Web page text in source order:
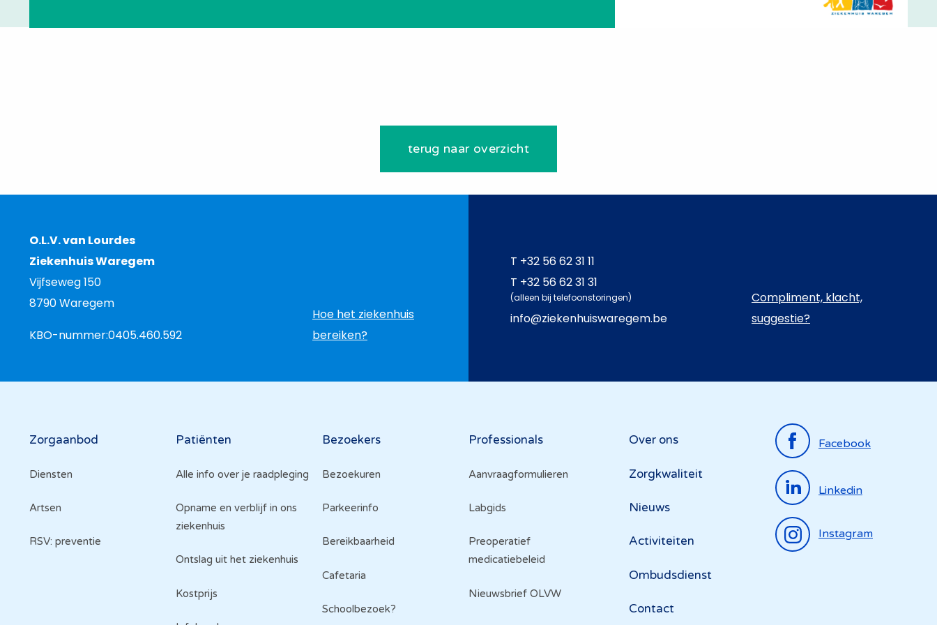
terug naar overzicht
O.L.V. van Lourdes
Ziekenhuis Waregem
Vijfseweg 150
8790 Waregem
KBO-nummer:0405.460.592
Hoe het ziekenhuis
bereiken?
T +32 56 62 31 11
T +32 56 62 31 31
(alleen bij telefoonstoringen)
info@ziekenhuiswaregem.be
Compliment, klacht,
suggestie?
Hoofdnavigatie
Zorgaanbod
Diensten
Artsen
RSV: preventie
Patiënten
Alle info over je raadpleging
Opname en verblijf in ons
ziekenhuis
Ontslag uit het ziekenhuis
Kostprijs
Bezoekers
Bezoekuren
Parkeerinfo
Bereikbaarheid
Cafetaria
Schoolbezoek?
Professionals
Aanvraagformulieren
Labgids
Preoperatief
medicatiebeleid
Nieuwsbrief OLVW
Top
menu
Over ons
Zorgkwaliteit
Nieuws
Activiteiten
Ombudsdienst
Contact
Facebook
Linkedin
Instagram